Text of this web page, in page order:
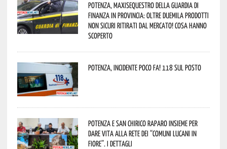
Potenza, maxisequestro della Guardia di
Finanza in provincia: oltre duemila prodotti
non sicuri ritirati dal mercato! Cosa hanno
scoperto
Potenza, incidente poco fa! 118 sul posto
Potenza e San Chirico Raparo insieme per
dare vita alla rete dei “Comuni Lucani in
Fiore”. I dettagli